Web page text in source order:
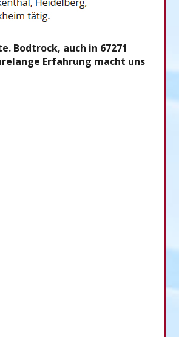
Bodtrock, auch in 67271
Erfahrung macht uns